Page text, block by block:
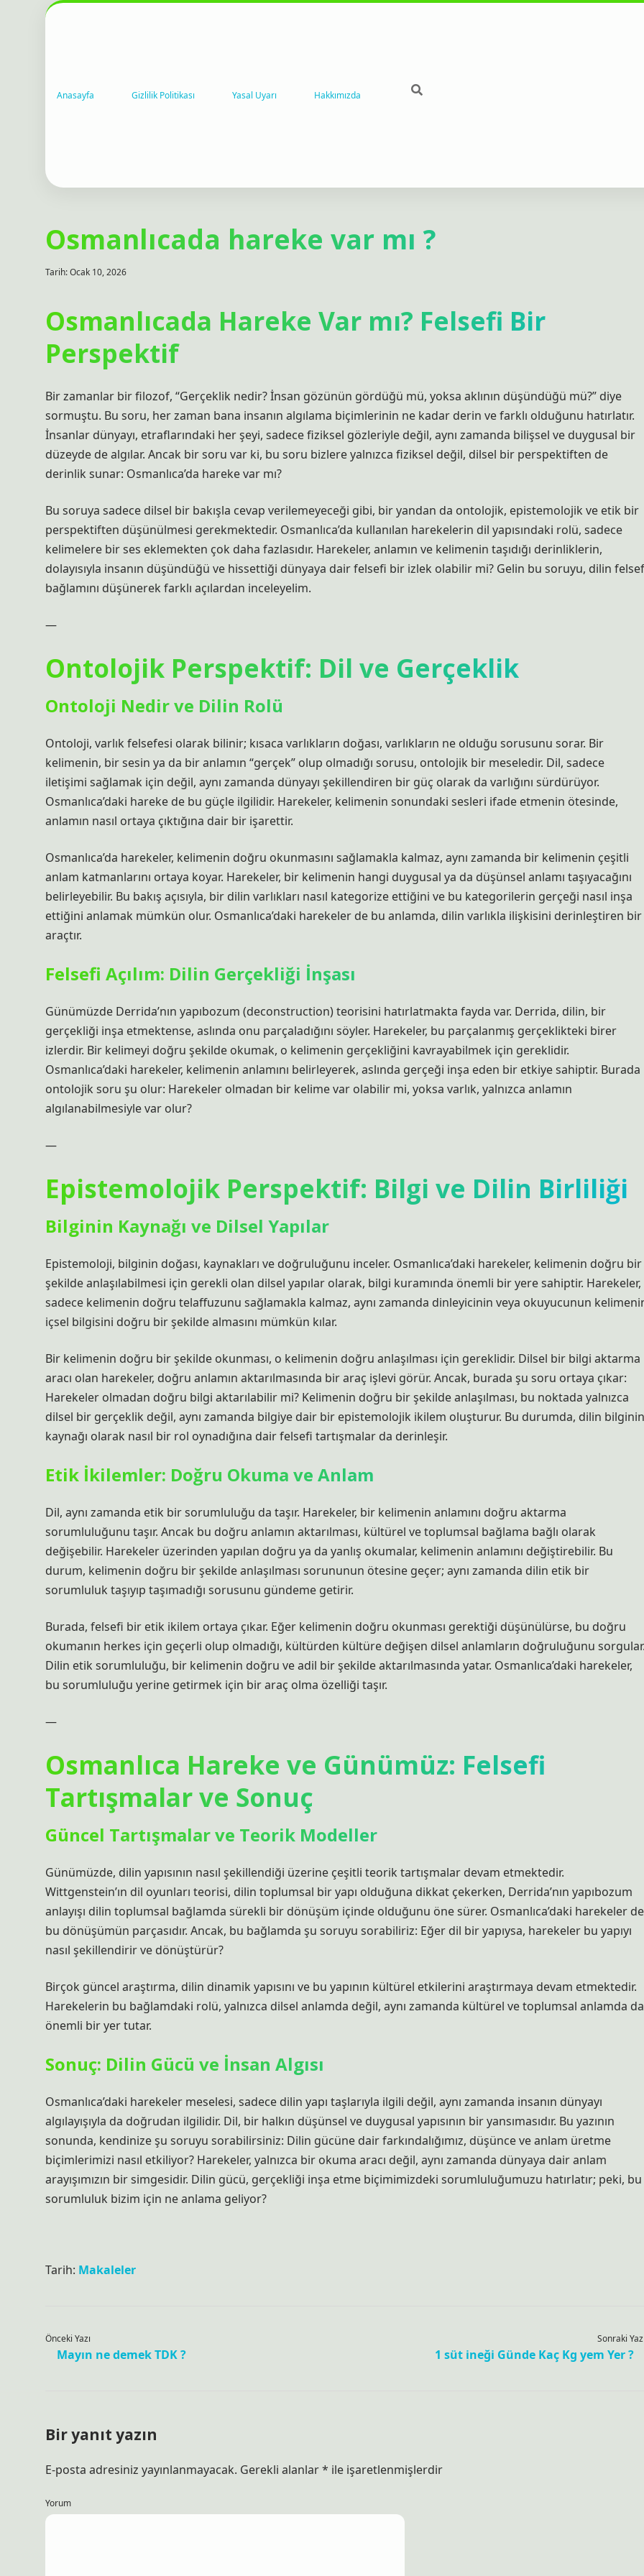
Anasayfa Gizlilik Politikası Yasal Uyarı Hakkımızda
Osmanlıcada hareke var mı ?
Tarih: Ocak 10, 2026
Osmanlıcada Hareke Var mı? Felsefi Bir
Perspektif
Bir zamanlar bir filozof, “Gerçeklik nedir? İnsan gözünün gördüğü mü, yoksa aklının düşündüğü mü?” diye
sormuştu. Bu soru, her zaman bana insanın algılama biçimlerinin ne kadar derin ve farklı olduğunu hatırlatır.
İnsanlar dünyayı, etraflarındaki her şeyi, sadece fiziksel gözleriyle değil, aynı zamanda bilişsel ve duygusal bir
düzeyde de algılar. Ancak bir soru var ki, bu soru bizlere yalnızca fiziksel değil, dilsel bir perspektiften de
derinlik sunar: Osmanlıca’da hareke var mı?
Bu soruya sadece dilsel bir bakışla cevap verilemeyeceği gibi, bir yandan da ontolojik, epistemolojik ve etik bir
perspektiften düşünülmesi gerekmektedir. Osmanlıca’da kullanılan harekelerin dil yapısındaki rolü, sadece
kelimelere bir ses eklemekten çok daha fazlasıdır. Harekeler, anlamın ve kelimenin taşıdığı derinliklerin,
dolayısıyla insanın düşündüğü ve hissettiği dünyaya dair felsefi bir izlek olabilir mi? Gelin bu soruyu, dilin
bağlamını düşünerek farklı açılardan inceleyelim.
—
Ontolojik Perspektif: Dil ve Gerçeklik
Ontoloji Nedir ve Dilin Rolü
Ontoloji, varlık felsefesi olarak bilinir; kısaca varlıkların doğası, varlıkların ne olduğu sorusunu sorar. Bir
kelimenin, bir sesin ya da bir anlamın “gerçek” olup olmadığı sorusu, ontolojik bir meseledir. Dil, sadece
iletişimi sağlamak için değil, aynı zamanda dünyayı şekillendiren bir güç olarak da varlığını sürdürüyor.
Osmanlıca’daki hareke de bu güçle ilgilidir. Harekeler, kelimenin sonundaki sesleri ifade etmenin ötesinde,
anlamın nasıl ortaya çıktığına dair bir işarettir.
Osmanlıca’da harekeler, kelimenin doğru okunmasını sağlamakla kalmaz, aynı zamanda bir kelimenin çeşitli
anlam katmanlarını ortaya koyar. Harekeler, bir kelimenin hangi duygusal ya da düşünsel anlamı taşıyacağını
belirleyebilir. Bu bakış açısıyla, bir dilin varlıkları nasıl kategorize ettiğini ve bu kategorilerin gerçeği nasıl inşa
ettiğini anlamak mümkün olur. Osmanlıca’daki harekeler de bu anlamda, dilin varlıkla ilişkisini derinleştiren bir
araçtır.
Felsefi Açılım: Dilin Gerçekliği İnşası
Günümüzde Derrida’nın yapıbozum (deconstruction) teorisini hatırlatmakta fayda var. Derrida, dilin, bir
gerçekliği inşa etmektense, aslında onu parçaladığını söyler. Harekeler, bu parçalanmış gerçeklikteki birer
izlerdir. Bir kelimeyi doğru şekilde okumak, o kelimenin gerçekliğini kavrayabilmek için gereklidir.
Osmanlıca’daki harekeler, kelimenin anlamını belirleyerek, aslında gerçeği inşa eden bir etkiye sahiptir. Burada
ontolojik soru şu olur: Harekeler olmadan bir kelime var olabilir mi, yoksa varlık, yalnızca anlamın
algılanabilmesiyle var olur?
—
Epistemolojik Perspektif: Bilgi ve Dilin Birliliği
Bilginin Kaynağı ve Dilsel Yapılar
Epistemoloji, bilginin doğası, kaynakları ve doğruluğunu inceler. Osmanlıca’daki harekeler, kelimenin doğru bir
şekilde anlaşılabilmesi için gerekli olan dilsel yapılar olarak, bilgi kuramında önemli bir yere sahiptir. Harekeler,
sadece kelimenin doğru telaffuzunu sağlamakla kalmaz, aynı zamanda dinleyicinin veya okuyucunun
içsel bilgisini doğru bir şekilde almasını mümkün kılar.
Bir kelimenin doğru bir şekilde okunması, o kelimenin doğru anlaşılması için gereklidir. Dilsel bir bilgi aktarma
aracı olan harekeler, doğru anlamın aktarılmasında bir araç işlevi görür. Ancak, burada şu soru ortaya çıkar:
Harekeler olmadan doğru bilgi aktarılabilir mi? Kelimenin doğru bir şekilde anlaşılması, bu noktada yalnızca
dilsel bir gerçeklik değil, aynı zamanda bilgiye dair bir epistemolojik ikilem oluşturur. Bu durumda, dilin bilginin
kaynağı olarak nasıl bir rol oynadığına dair felsefi tartışmalar da derinleşir.
Etik İkilemler: Doğru Okuma ve Anlam
Dil, aynı zamanda etik bir sorumluluğu da taşır. Harekeler, bir kelimenin anlamını doğru aktarma
sorumluluğunu taşır. Ancak bu doğru anlamın aktarılması, kültürel ve toplumsal bağlama bağlı olarak
değişebilir. Harekeler üzerinden yapılan doğru ya da yanlış okumalar, kelimenin anlamını değiştirebilir. Bu
durum, kelimenin doğru bir şekilde anlaşılması sorununun ötesine geçer; aynı zamanda dilin etik bir
sorumluluk taşıyıp taşımadığı sorusunu gündeme getirir.
Burada, felsefi bir etik ikilem ortaya çıkar. Eğer kelimenin doğru okunması gerektiği düşünülürse, bu doğru
okumanın herkes için geçerli olup olmadığı, kültürden kültüre değişen dilsel anlamların doğruluğunu
Dilin etik sorumluluğu, bir kelimenin doğru ve adil bir şekilde aktarılmasında yatar. Osmanlıca’daki harekeler,
bu sorumluluğu yerine getirmek için bir araç olma özelliği taşır.
—
Osmanlıca Hareke ve Günümüz: Felsefi
Tartışmalar ve Sonuç
Güncel Tartışmalar ve Teorik Modeller
Günümüzde, dilin yapısının nasıl şekillendiği üzerine çeşitli teorik tartışmalar devam etmektedir.
Wittgenstein’ın dil oyunları teorisi, dilin toplumsal bir yapı olduğuna dikkat çekerken, Derrida’nın yapıbozum
anlayışı dilin toplumsal bağlamda sürekli bir dönüşüm içinde olduğunu öne sürer. Osmanlıca’daki harekeler de
bu dönüşümün parçasıdır. Ancak, bu bağlamda şu soruyu sorabiliriz: Eğer dil bir yapıysa, harekeler bu yapıyı
nasıl şekillendirir ve dönüştürür?
Birçok güncel araştırma, dilin dinamik yapısını ve bu yapının kültürel etkilerini araştırmaya devam etmektedir.
Harekelerin bu bağlamdaki rolü, yalnızca dilsel anlamda değil, aynı zamanda kültürel ve toplumsal anlamda da
önemli bir yer tutar.
Sonuç: Dilin Gücü ve İnsan Algısı
Osmanlıca’daki harekeler meselesi, sadece dilin yapı taşlarıyla ilgili değil, aynı zamanda insanın dünyayı
algılayışıyla da doğrudan ilgilidir. Dil, bir halkın düşünsel ve duygusal yapısının bir yansımasıdır. Bu yazının
sonunda, kendinize şu soruyu sorabilirsiniz: Dilin gücüne dair farkındalığımız, düşünce ve anlam üretme
biçimlerimizi nasıl etkiliyor? Harekeler, yalnızca bir okuma aracı değil, aynı zamanda dünyaya dair anlam
arayışımızın bir simgesidir. Dilin gücü, gerçekliği inşa etme biçimimizdeki sorumluluğumuzu hatırlatır; peki, bu
sorumluluk bizim için ne anlama geliyor?
Tarih: Makaleler
Önceki Yazı
Mayın ne demek TDK ?
Sonraki
1 süt ineği Günde Kaç Kg yem Yer ?
Bir yanıt yazın
E-posta adresiniz yayınlanmayacak. Gerekli alanlar* ile işaretlenmişlerdir
Yorum